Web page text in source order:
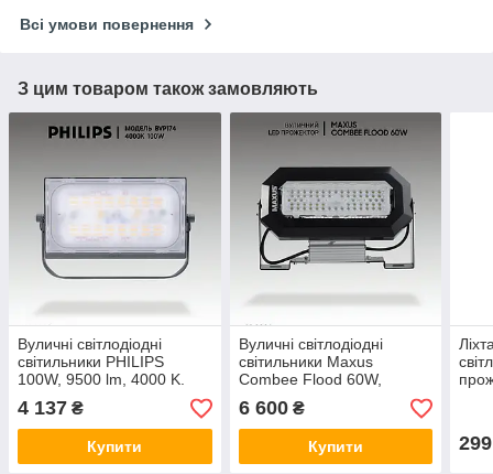
Всі умови повернення
З цим товаром також замовляють
Вуличні світлодіодні
світильники PHILIPS
100W, 9500 lm, 4000 K.
Ліхтар вуличний
світлодіодний.
4 137 ₴
Купити
Вуличні світлодіодні
світильники Maxus
Combee Flood 60W,
8100Lm, IP67. Прожектор
вуличний. Ліхтар вуличний
6 600₴
Купити 299